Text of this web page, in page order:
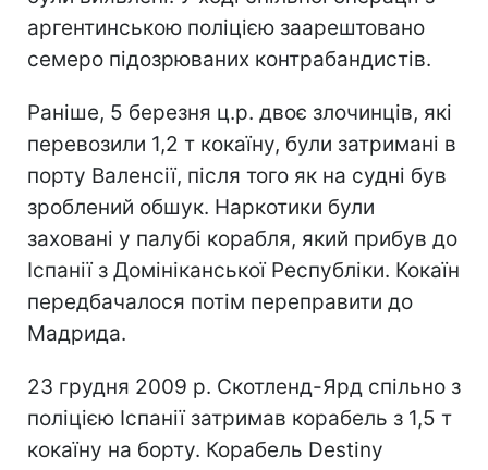
аргентинською поліцією заарештовано
семеро підозрюваних контрабандистів.
Раніше, 5 березня ц.р. двоє злочинців, які
перевозили 1,2 т кокаїну, були затримані в
порту Валенсії, після того як на судні був
зроблений обшук. Наркотики були
заховані у палубі корабля, який прибув до
Іспанії з Домініканської Республіки. Кокаїн
передбачалося потім переправити до
Мадрида.
23 грудня 2009 р. Скотленд-Ярд спільно з
поліцією Іспанії затримав корабель з 1,5 т
кокаїну на борту. Корабель Destiny